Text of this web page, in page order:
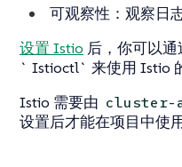
可观察性 ：观察日
设置 Istio 后，你可以通
` Istioctl` 来使用 Istio
Istio 需要由 cluster-
设置后才能在项目中使用